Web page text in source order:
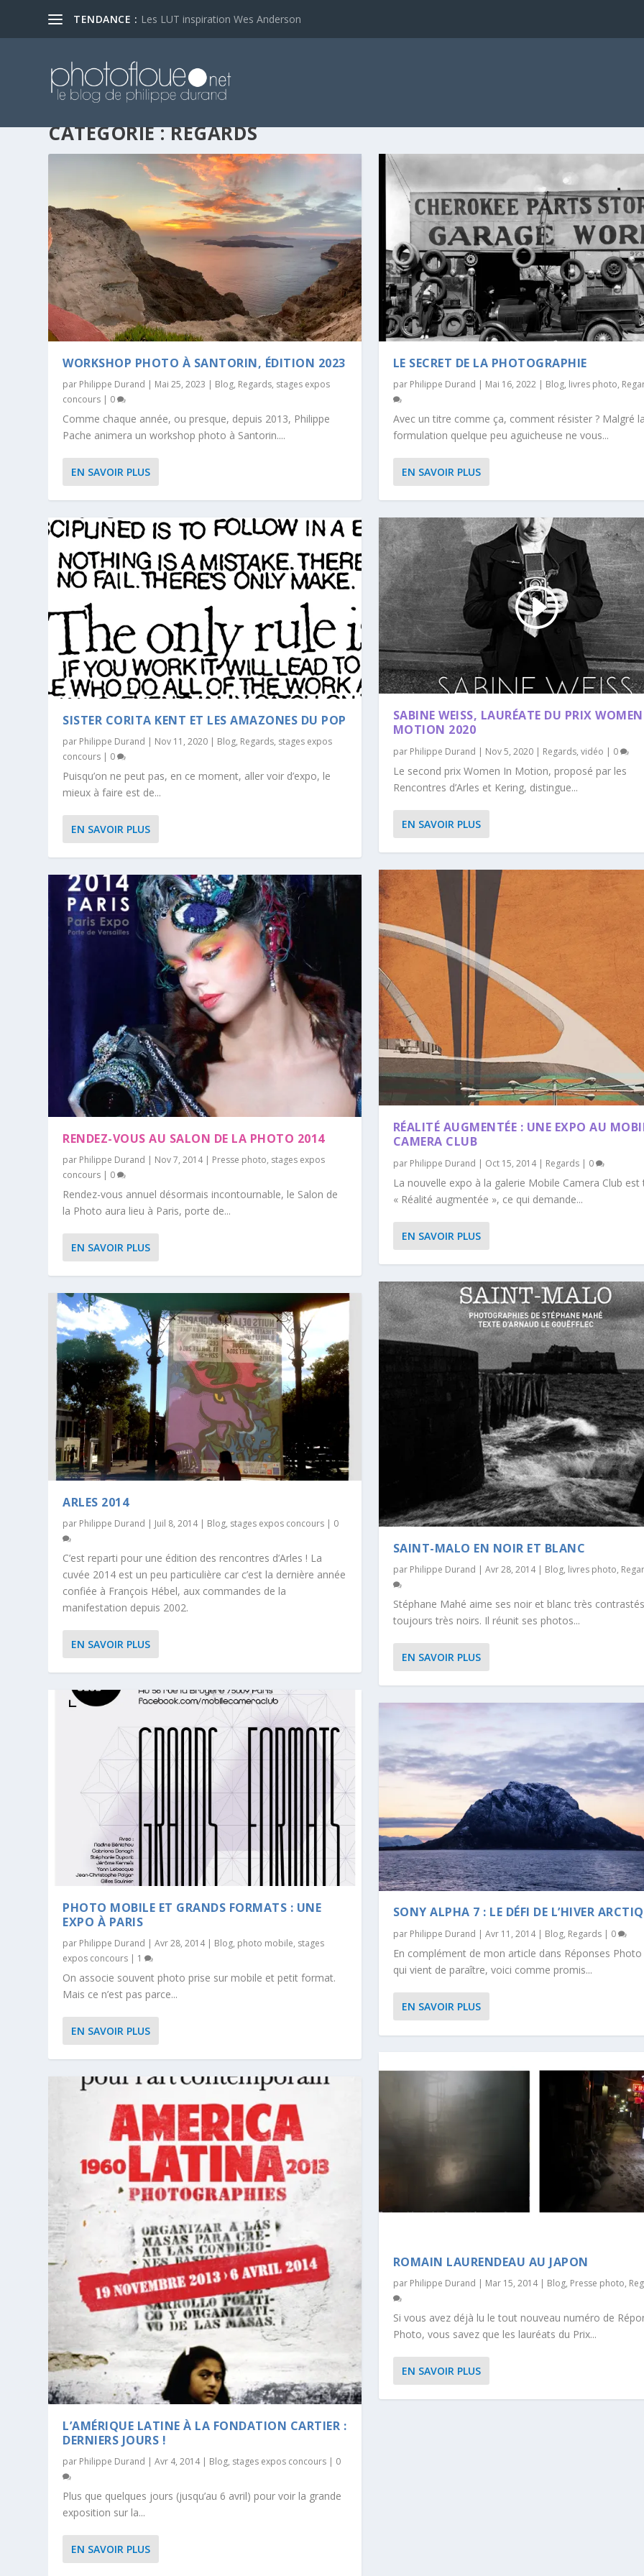
TENDANCE : Les LUT inspiration Wes Anderson
CATÉGORIE :REGARDS
WORKSHOP PHOTO À SANTORIN, ÉDITION 2023
par Philippe Durand | Mai 25, 2023 | Blog, Regards, stages expos
concours | 0
Comme chaque année, ou presque, depuis 2013, Philippe
Pache animera un workshop photo à Santorin....
EN SAVOIR PLUS
SISTER CORITA KENT ET LES AMAZONES DU POP
par Philippe Durand | Nov 11, 2020 | Blog, Regards, stages expos
concours | 0
Puisqu’on ne peut pas, en ce moment, aller voir d’expo, le
mieux à faire est de...
EN SAVOIR PLUS
RENDEZ-VOUS AU SALON DE LA PHOTO 2014
par Philippe Durand | Nov 7, 2014| Presse photo, stages expos
concours | 0
Rendez-vous annuel désormais incontournable, le Salon de
la Photo aura lieu à Paris, porte de...
EN SAVOIR PLUS
ARLES 2014
par Philippe Durand | Juil 8, 2014| Blog, stages expos concours | 0
C’est reparti pour une édition des rencontres d’Arles ! La
cuvée 2014 est un peu particulière car c’est la dernière année
confiée à François Hébel, aux commandes de la
manifestation depuis 2002.
EN SAVOIR PLUS
PHOTO MOBILE ET GRANDS FORMATS : UNE
EXPO À PARIS
par Philippe Durand |Avr 28, 2014| Blog, photo mobile, stages
expos concours | 1
On associe souvent photo prise sur mobile et petit format.
Mais ce n’est pas parce...
EN SAVOIR PLUS
L’AMÉRIQUE LATINE À LA FONDATION CARTIER :
DERNIERS JOURS !
par Philippe Durand |Avr 4, 2014| Blog, stages expos concours | 0
Plus que quelques jours (jusqu’au 6 avril) pour voir la grande
exposition sur la...
EN SAVOIR PLUS
LE SECRET DE LA PHOTOGRAPHIE
par Philippe Durand | Mai 16, 2022| Blog, livres photo,
Avec un titre comme ça, comment résister ? Malgré
formulation quelque peu aguicheuse ne vous...
EN SAVOIR PLUS
SABINE WEISS, LAURÉATE DU PRIX
MOTION 2020
par Philippe Durand | Nov 5, 2020| Regards, vidéo | 0
Le second prix Women In Motion, proposé par les
Rencontres d’Arles et Kering, distingue...
EN SAVOIR PLUS
RÉALITÉ AUGMENTÉE : UNE EXPO AU
CAMERA CLUB
par Philippe Durand | Oct 15, 2014| Regards| 0
La nouvelle expo à la galerie Mobile Camera Club est
« Réalité augmentée », ce qui demande...
EN SAVOIR PLUS
SAINT-MALO EN NOIR ET BLANC
par Philippe Durand | Avr 28, 2014| Blog, livres photo,
Stéphane Mahé aime ses noir et blanc très
toujours très noirs. Il réunit ses photos...
EN SAVOIR PLUS
SONY ALPHA 7 : LE DÉFI DE L’HIVER
par Philippe Durand | Avr 11, 2014| Blog, Regards| 0
En complément de mon article dans Réponses Photo
qui vient de paraître, voici comme promis...
EN SAVOIR PLUS
ROMAIN LAURENDEAU AU JAPON
par Philippe Durand | Mar 15, 2014| Blog, Presse photo,
Si vous avez déjà lu le tout nouveau numéro de
Photo, vous savez que les lauréats du Prix...
EN SAVOIR PLUS